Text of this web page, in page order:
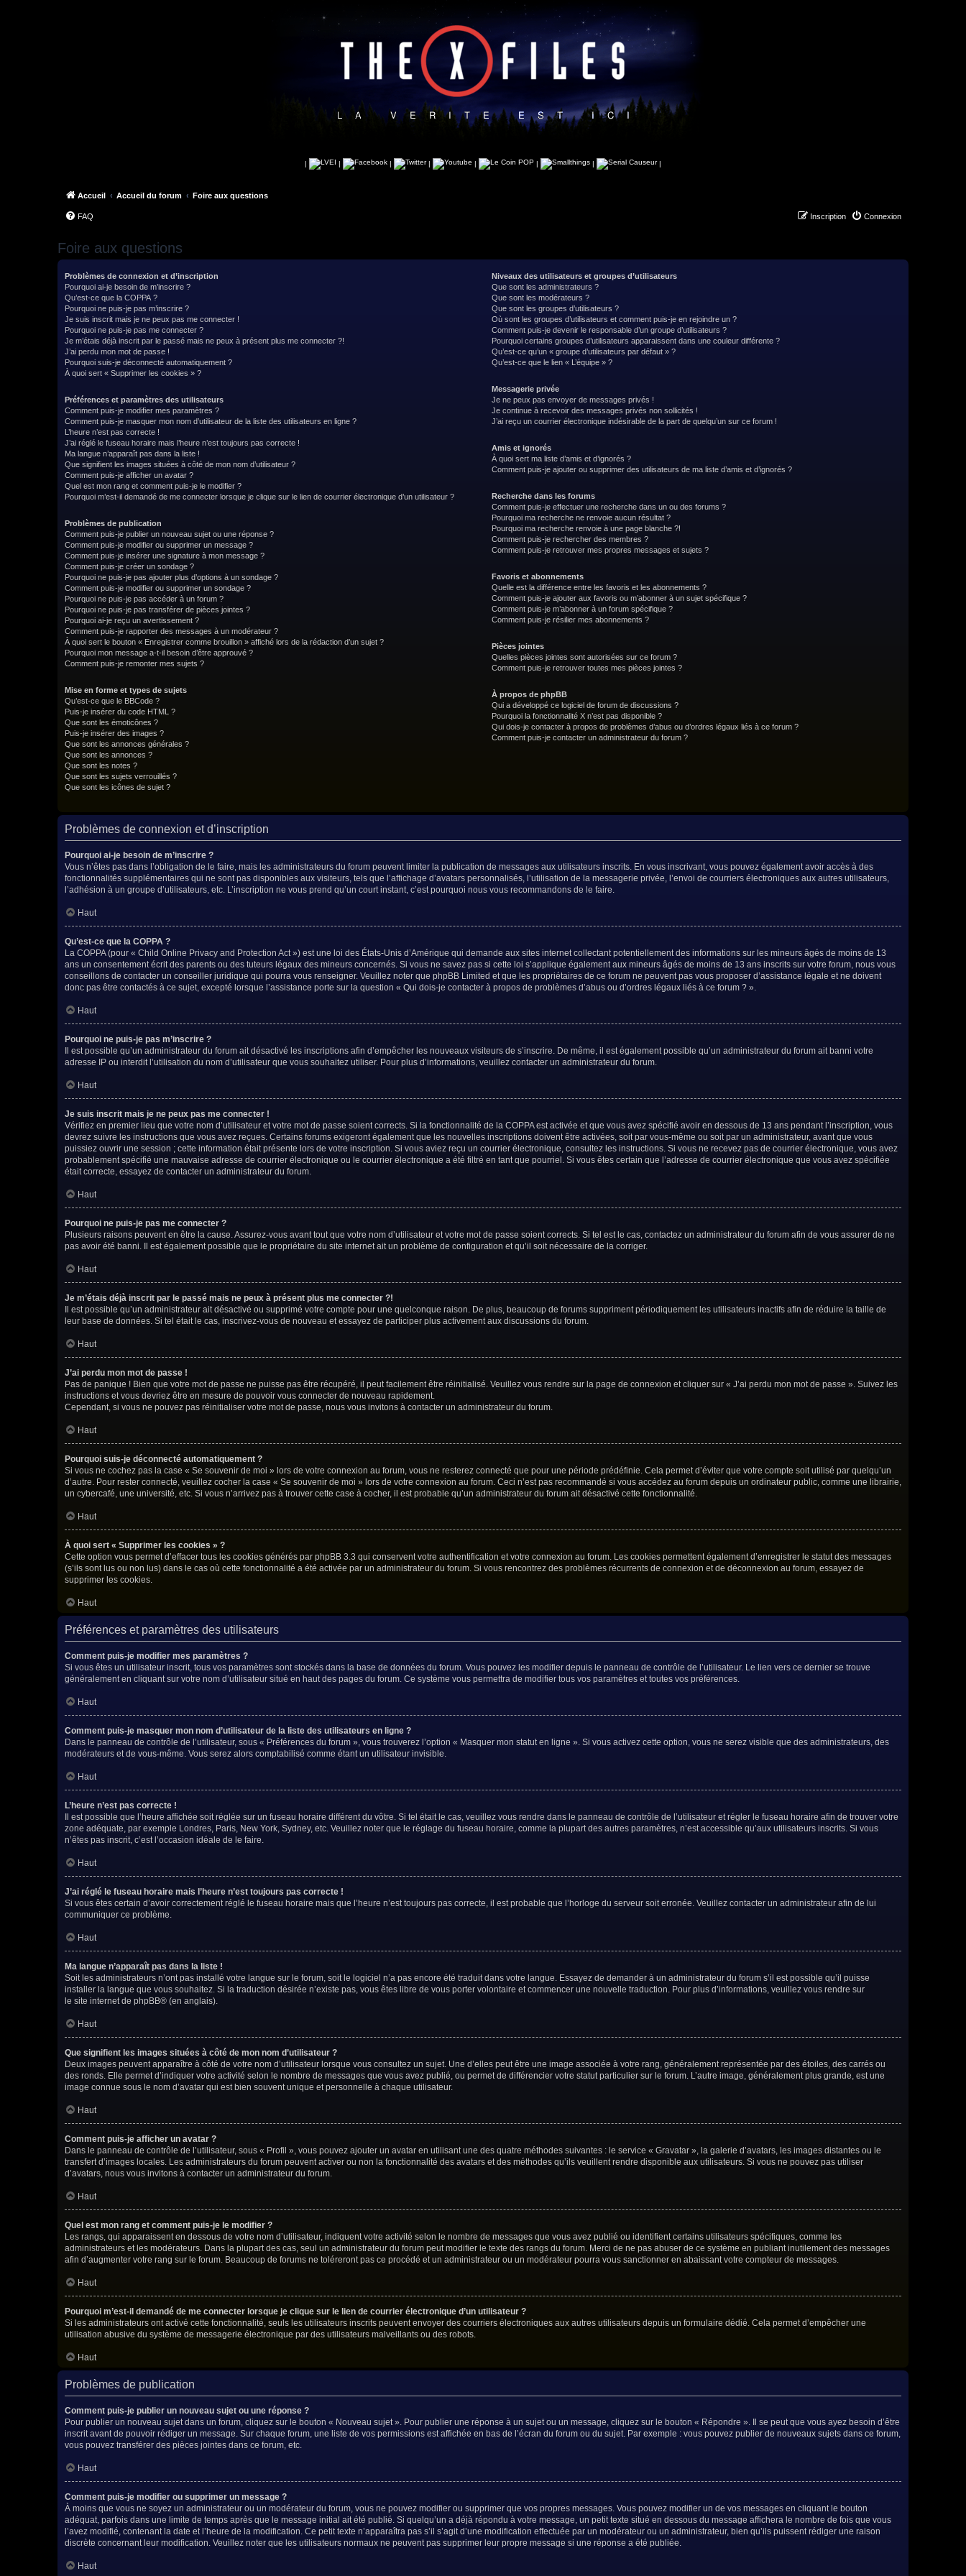
| | | | | | | |
Accueil Accueil du forum Foire aux questions
FAQ Connexion
Inscription
Foire aux questions
Problèmes de connexion et d’inscription
Pourquoi ai-je besoin de m’inscrire ?
Qu’est-ce que la COPPA ?
Pourquoi ne puis-je pas m’inscrire ?
Je suis inscrit mais je ne peux pas me connecter !
Pourquoi ne puis-je pas me connecter ?
Je m’étais déjà inscrit par le passé mais ne peux à présent plus me connecter ?!
J’ai perdu mon mot de passe !
Pourquoi suis-je déconnecté automatiquement ?
À quoi sert « Supprimer les cookies » ?
Préférences et paramètres des utilisateurs
Comment puis-je modifier mes paramètres ?
Comment puis-je masquer mon nom d’utilisateur de la liste des utilisateurs en ligne ?
L’heure n’est pas correcte !
J’ai réglé le fuseau horaire mais l’heure n’est toujours pas correcte !
Ma langue n’apparaît pas dans la liste !
Que signifient les images situées à côté de mon nom d’utilisateur ?
Comment puis-je afficher un avatar ?
Quel est mon rang et comment puis-je le modifier ?
Pourquoi m’est-il demandé de me connecter lorsque je clique sur le lien de courrier électronique d’un utilisateur ?
Problèmes de publication
Comment puis-je publier un nouveau sujet ou une réponse ?
Comment puis-je modifier ou supprimer un message ?
Comment puis-je insérer une signature à mon message ?
Comment puis-je créer un sondage ?
Pourquoi ne puis-je pas ajouter plus d’options à un sondage ?
Comment puis-je modifier ou supprimer un sondage ?
Pourquoi ne puis-je pas accéder à un forum ?
Pourquoi ne puis-je pas transférer de pièces jointes ?
Pourquoi ai-je reçu un avertissement ?
Comment puis-je rapporter des messages à un modérateur ?
À quoi sert le bouton « Enregistrer comme brouillon » affiché lors de la rédaction d’un sujet ?
Pourquoi mon message a-t-il besoin d’être approuvé ?
Comment puis-je remonter mes sujets ?
Mise en forme et types de sujets
Qu’est-ce que le BBCode ?
Puis-je insérer du code HTML ?
Que sont les émoticônes ?
Puis-je insérer des images ?
Que sont les annonces générales ?
Que sont les annonces ?
Que sont les notes ?
Que sont les sujets verrouillés ?
Que sont les icônes de sujet ?
Niveaux des utilisateurs et groupes d’utilisateurs
Que sont les administrateurs ?
Que sont les modérateurs ?
Que sont les groupes d’utilisateurs ?
Où sont les groupes d’utilisateurs et comment puis-je en rejoindre un ?
Comment puis-je devenir le responsable d’un groupe d’utilisateurs ?
Pourquoi certains groupes d’utilisateurs apparaissent dans une couleur différente ?
Qu’est-ce qu’un « groupe d’utilisateurs par défaut » ?
Qu’est-ce que le lien « L’équipe » ?
Messagerie privée
Je ne peux pas envoyer de messages privés !
Je continue à recevoir des messages privés non sollicités !
J’ai reçu un courrier électronique indésirable de la part de quelqu’un sur ce forum !
Amis et ignorés
À quoi sert ma liste d’amis et d’ignorés ?
Comment puis-je ajouter ou supprimer des utilisateurs de ma liste d’amis et d’ignorés ?
Recherche dans les forums
Comment puis-je effectuer une recherche dans un ou des forums ?
Pourquoi ma recherche ne renvoie aucun résultat ?
Pourquoi ma recherche renvoie à une page blanche ?!
Comment puis-je rechercher des membres ?
Comment puis-je retrouver mes propres messages et sujets ?
Favoris et abonnements
Quelle est la différence entre les favoris et les abonnements ?
Comment puis-je ajouter aux favoris ou m’abonner à un sujet spécifique ?
Comment puis-je m’abonner à un forum spécifique ?
Comment puis-je résilier mes abonnements ?
Pièces jointes
Quelles pièces jointes sont autorisées sur ce forum ?
Comment puis-je retrouver toutes mes pièces jointes ?
À propos de phpBB
Qui a développé ce logiciel de forum de discussions ?
Pourquoi la fonctionnalité X n’est pas disponible ?
Qui dois-je contacter à propos de problèmes d’abus ou d’ordres légaux liés à ce forum ?
Comment puis-je contacter un administrateur du forum ?
Problèmes de connexion et d’inscription
Pourquoi ai-je besoin de m’inscrire ?
Vous n’êtes pas dans l’obligation de le faire, mais les administrateurs du forum peuvent limiter la publication de messages aux utilisateurs inscrits. En vous inscrivant, vous pouvez également avoir accès à des
fonctionnalités supplémentaires qui ne sont pas disponibles aux visiteurs, tels que l’affichage d’avatars personnalisés, l’utilisation de la messagerie privée, l’envoi de courriers électroniques aux autres utilisateurs,
l’adhésion à un groupe d’utilisateurs, etc. L’inscription ne vous prend qu’un court instant, c’est pourquoi nous vous recommandons de le faire.
Haut
Qu’est-ce que la COPPA ?
La COPPA (pour « Child Online Privacy and Protection Act ») est une loi des États-Unis d’Amérique qui demande aux sites internet collectant potentiellement des informations sur les mineurs âgés de moins de 13
ans un consentement écrit des parents ou des tuteurs légaux des mineurs concernés. Si vous ne savez pas si cette loi s’applique également aux mineurs âgés de moins de 13 ans inscrits sur votre forum, nous vous
conseillons de contacter un conseiller juridique qui pourra vous renseigner. Veuillez noter que phpBB Limited et que les propriétaires de ce forum ne peuvent pas vous proposer d’assistance légale et ne doivent
donc pas être contactés à ce sujet, excepté lorsque l’assistance porte sur la question « Qui dois-je contacter à propos de problèmes d’abus ou d’ordres légaux liés à ce forum ? ».
Haut
Pourquoi ne puis-je pas m’inscrire ?
Il est possible qu’un administrateur du forum ait désactivé les inscriptions afin d’empêcher les nouveaux visiteurs de s’inscrire. De même, il est également possible qu’un administrateur du forum ait banni votre
adresse IP ou interdit l’utilisation du nom d’utilisateur que vous souhaitez utiliser. Pour plus d’informations, veuillez contacter un administrateur du forum.
Haut
Je suis inscrit mais je ne peux pas me connecter !
Vérifiez en premier lieu que votre nom d’utilisateur et votre mot de passe soient corrects. Si la fonctionnalité de la COPPA est activée et que vous avez spécifié avoir en dessous de 13 ans pendant l’inscription, vous
devrez suivre les instructions que vous avez reçues. Certains forums exigeront également que les nouvelles inscriptions doivent être activées, soit par vous-même ou soit par un administrateur, avant que vous
puissiez ouvrir une session ; cette information était présente lors de votre inscription. Si vous aviez reçu un courrier électronique, consultez les instructions. Si vous ne recevez pas de courrier électronique, vous avez
probablement spécifié une mauvaise adresse de courrier électronique ou le courrier électronique a été filtré en tant que pourriel. Si vous êtes certain que l’adresse de courrier électronique que vous avez spécifiée
était correcte, essayez de contacter un administrateur du forum.
Haut
Pourquoi ne puis-je pas me connecter ?
Plusieurs raisons peuvent en être la cause. Assurez-vous avant tout que votre nom d’utilisateur et votre mot de passe soient corrects. Si tel est le cas, contactez un administrateur du forum afin de vous assurer de ne
pas avoir été banni. Il est également possible que le propriétaire du site internet ait un problème de configuration et qu’il soit nécessaire de la corriger.
Haut
Je m’étais déjà inscrit par le passé mais ne peux à présent plus me connecter ?!
Il est possible qu’un administrateur ait désactivé ou supprimé votre compte pour une quelconque raison. De plus, beaucoup de forums suppriment périodiquement les utilisateurs inactifs afin de réduire la taille de
leur base de données. Si tel était le cas, inscrivez-vous de nouveau et essayez de participer plus activement aux discussions du forum.
Haut
J’ai perdu mon mot de passe !
Pas de panique ! Bien que votre mot de passe ne puisse pas être récupéré, il peut facilement être réinitialisé. Veuillez vous rendre sur la page de connexion et cliquer sur « J’ai perdu mon mot de passe ». Suivez les
instructions et vous devriez être en mesure de pouvoir vous connecter de nouveau rapidement.
Cependant, si vous ne pouvez pas réinitialiser votre mot de passe, nous vous invitons à contacter un administrateur du forum.
Haut
Pourquoi suis-je déconnecté automatiquement ?
Si vous ne cochez pas la case « Se souvenir de moi » lors de votre connexion au forum, vous ne resterez connecté que pour une période prédéfinie. Cela permet d’éviter que votre compte soit utilisé par quelqu’un
d’autre. Pour rester connecté, veuillez cocher la case « Se souvenir de moi » lors de votre connexion au forum. Ceci n’est pas recommandé si vous accédez au forum depuis un ordinateur public, comme une librairie,
un cybercafé, une université, etc. Si vous n’arrivez pas à trouver cette case à cocher, il est probable qu’un administrateur du forum ait désactivé cette fonctionnalité.
Haut
À quoi sert « Supprimer les cookies » ?
Cette option vous permet d’effacer tous les cookies générés par phpBB 3.3 qui conservent votre authentification et votre connexion au forum. Les cookies permettent également d’enregistrer le statut des messages
(s’ils sont lus ou non lus) dans le cas où cette fonctionnalité a été activée par un administrateur du forum. Si vous rencontrez des problèmes récurrents de connexion et de déconnexion au forum, essayez de
supprimer les cookies.
Haut
Préférences et paramètres des utilisateurs
Comment puis-je modifier mes paramètres ?
Si vous êtes un utilisateur inscrit, tous vos paramètres sont stockés dans la base de données du forum. Vous pouvez les modifier depuis le panneau de contrôle de l’utilisateur. Le lien vers ce dernier se trouve
généralement en cliquant sur votre nom d’utilisateur situé en haut des pages du forum. Ce système vous permettra de modifier tous vos paramètres et toutes vos préférences.
Haut
Comment puis-je masquer mon nom d’utilisateur de la liste des utilisateurs en ligne ?
Dans le panneau de contrôle de l’utilisateur, sous « Préférences du forum », vous trouverez l’option « Masquer mon statut en ligne ». Si vous activez cette option, vous ne serez visible que des administrateurs, des
modérateurs et de vous-même. Vous serez alors comptabilisé comme étant un utilisateur invisible.
Haut
L’heure n’est pas correcte !
Il est possible que l’heure affichée soit réglée sur un fuseau horaire différent du vôtre. Si tel était le cas, veuillez vous rendre dans le panneau de contrôle de l’utilisateur et régler le fuseau horaire afin de trouver votre
zone adéquate, par exemple Londres, Paris, New York, Sydney, etc. Veuillez noter que le réglage du fuseau horaire, comme la plupart des autres paramètres, n’est accessible qu’aux utilisateurs inscrits. Si vous
n’êtes pas inscrit, c’est l’occasion idéale de le faire.
Haut
J’ai réglé le fuseau horaire mais l’heure n’est toujours pas correcte !
Si vous êtes certain d’avoir correctement réglé le fuseau horaire mais que l’heure n’est toujours pas correcte, il est probable que l’horloge du serveur soit erronée. Veuillez contacter un administrateur afin de lui
communiquer ce problème.
Haut
Ma langue n’apparaît pas dans la liste !
Soit les administrateurs n’ont pas installé votre langue sur le forum, soit le logiciel n’a pas encore été traduit dans votre langue. Essayez de demander à un administrateur du forum s’il est possible qu’il puisse
installer la langue que vous souhaitez. Si la traduction désirée n’existe pas, vous êtes libre de vous porter volontaire et commencer une nouvelle traduction. Pour plus d’informations, veuillez vous rendre sur
le site internet de phpBB® (en anglais).
Haut
Que signifient les images situées à côté de mon nom d’utilisateur ?
Deux images peuvent apparaître à côté de votre nom d’utilisateur lorsque vous consultez un sujet. Une d’elles peut être une image associée à votre rang, généralement représentée par des étoiles, des carrés ou
des ronds. Elle permet d’indiquer votre activité selon le nombre de messages que vous avez publié, ou permet de différencier votre statut particulier sur le forum. L’autre image, généralement plus grande, est une
image connue sous le nom d’avatar qui est bien souvent unique et personnelle à chaque utilisateur.
Haut
Comment puis-je afficher un avatar ?
Dans le panneau de contrôle de l’utilisateur, sous « Profil », vous pouvez ajouter un avatar en utilisant une des quatre méthodes suivantes : le service « Gravatar », la galerie d’avatars, les images distantes ou le
transfert d’images locales. Les administrateurs du forum peuvent activer ou non la fonctionnalité des avatars et des méthodes qu’ils veuillent rendre disponible aux utilisateurs. Si vous ne pouvez pas utiliser
d’avatars, nous vous invitons à contacter un administrateur du forum.
Haut
Quel est mon rang et comment puis-je le modifier ?
Les rangs, qui apparaissent en dessous de votre nom d’utilisateur, indiquent votre activité selon le nombre de messages que vous avez publié ou identifient certains utilisateurs spécifiques, comme les
administrateurs et les modérateurs. Dans la plupart des cas, seul un administrateur du forum peut modifier le texte des rangs du forum. Merci de ne pas abuser de ce système en publiant inutilement des messages
afin d’augmenter votre rang sur le forum. Beaucoup de forums ne toléreront pas ce procédé et un administrateur ou un modérateur pourra vous sanctionner en abaissant votre compteur de messages.
Haut
Pourquoi m’est-il demandé de me connecter lorsque je clique sur le lien de courrier électronique d’un utilisateur ?
Si les administrateurs ont activé cette fonctionnalité, seuls les utilisateurs inscrits peuvent envoyer des courriers électroniques aux autres utilisateurs depuis un formulaire dédié. Cela permet d’empêcher une
utilisation abusive du système de messagerie électronique par des utilisateurs malveillants ou des robots.
Haut
Problèmes de publication
Comment puis-je publier un nouveau sujet ou une réponse ?
Pour publier un nouveau sujet dans un forum, cliquez sur le bouton « Nouveau sujet ». Pour publier une réponse à un sujet ou un message, cliquez sur le bouton « Répondre ». Il se peut que vous ayez besoin d’être
inscrit avant de pouvoir rédiger un message. Sur chaque forum, une liste de vos permissions est affichée en bas de l’écran du forum ou du sujet. Par exemple : vous pouvez publier de nouveaux sujets dans ce forum,
vous pouvez transférer des pièces jointes dans ce forum, etc.
Haut
Comment puis-je modifier ou supprimer un message ?
À moins que vous ne soyez un administrateur ou un modérateur du forum, vous ne pouvez modifier ou supprimer que vos propres messages. Vous pouvez modifier un de vos messages en cliquant le bouton
adéquat, parfois dans une limite de temps après que le message initial ait été publié. Si quelqu’un a déjà répondu à votre message, un petit texte situé en dessous du message affichera le nombre de fois que vous
l’avez modifié, contenant la date et l’heure de la modification. Ce petit texte n’apparaîtra pas s’il s’agit d’une modification effectuée par un modérateur ou un administrateur, bien qu’ils puissent rédiger une raison
discrète concernant leur modification. Veuillez noter que les utilisateurs normaux ne peuvent pas supprimer leur propre message si une réponse a été publiée.
Haut